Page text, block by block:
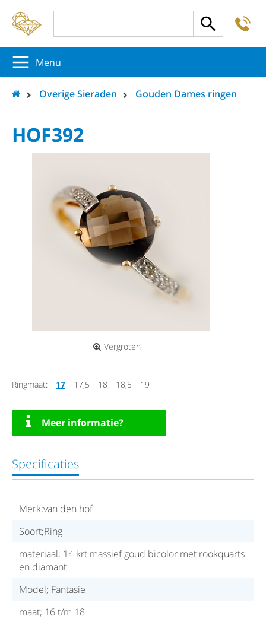
Menu
Overige Sieraden Gouden Dames ringen
HOF392
Vergroten
Ringmaat: 17 17,5 18 18,5 19
Meer informatie?
Specificaties
Merk;van den hof
Soort;Ring
materiaal; 14 krt massief goud bicolor met rookquarts
en diamant
Model; Fantasie
maat; 16 t/m 18